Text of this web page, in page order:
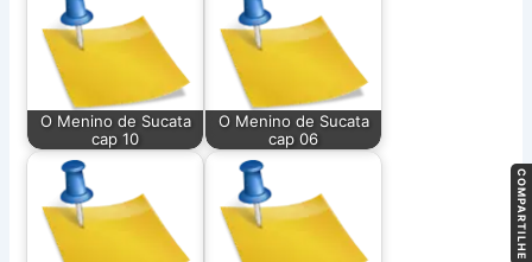
O Menino de Sucata
cap 10
O Menino de Sucata
cap 06
COMPARTILHE